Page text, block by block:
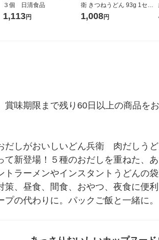
３個 日清食品
1,113円
衛 きつねうどん 93g 1セッ
ト（3個） 日清食品
1,008円
賞味期限まで残り60日以上の商品をお
だしがおいしいどん兵衛　肉だしう
て新登場！５種のおだしを重ねた、
トラーメンやインスタントうどんの
策、昼食、間食、おやつ、夜食に便
プの代わりに。パックご飯と一緒に。